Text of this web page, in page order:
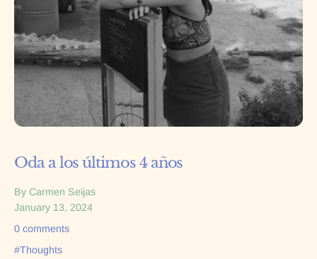
Oda a los últimos 4 años
By Carmen Seijas
January 13, 2024
0 comments
#Thoughts